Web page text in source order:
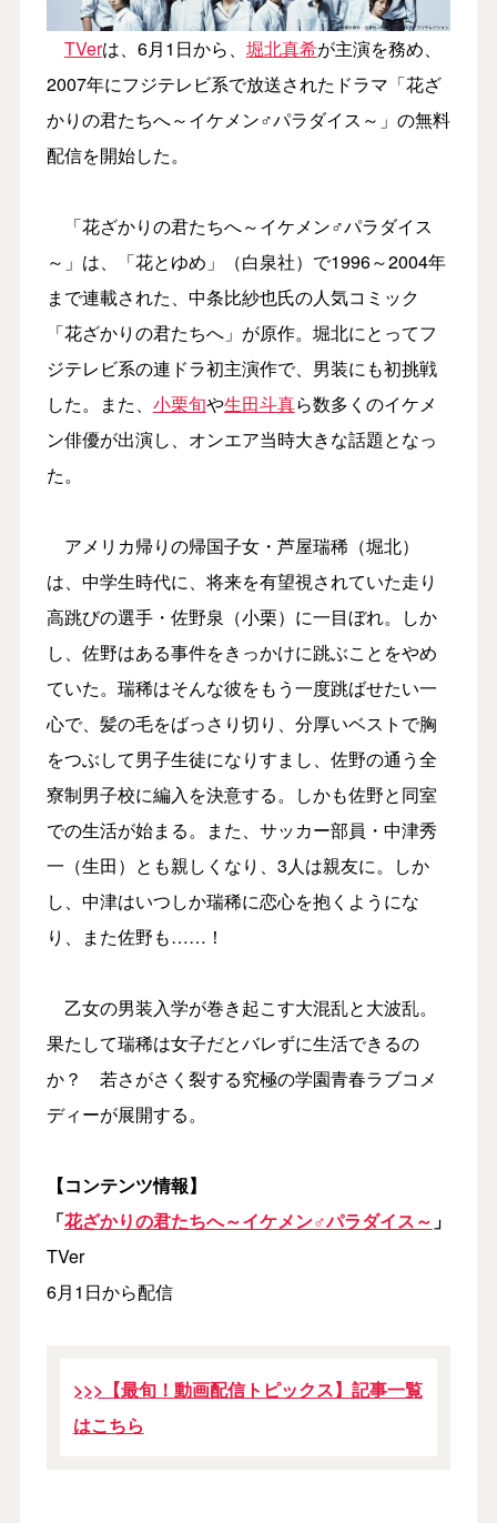
TVerは、6月1日から、 堀北真希が主演を務め、
2007年にフジテレビ系で放送されたドラマ「花ざ
かりの君たちへ～イケメン♂パラダイス～」の無料
配信を開始した。
「花ざかりの君たちへ～イケメン♂パラダイス
～」は、「花とゆめ」（白泉社）で1996～2004年
まで連載された、中条比紗也氏の人気コミック
「花ざかりの君たちへ」が原作。堀北にとってフ
ジテレビ系の連ドラ初主演作で、男装にも初挑戦
した。また、 小栗旬や生田斗真ら数多くのイケメ
ン俳優が出演し、オンエア当時大きな話題となっ
た。
アメリカ帰りの帰国子女・芦屋瑞稀（堀北）
は、中学生時代に、将来を有望視されていた走り
高跳びの選手・佐野泉（小栗）に一目ぼれ。しか
し、佐野はある事件をきっかけに跳ぶことをやめ
ていた。瑞稀はそんな彼をもう一度跳ばせたい一
心で、髪の毛をばっさり切り、分厚いベストで胸
をつぶして男子生徒になりすまし、佐野の通う全
寮制男子校に編入を決意する。しかも佐野と同室
での生活が始まる。また、サッカー部員・中津秀
一（生田） とも親しくなり、3人は親友に。しか
し、中津はいつしか瑞稀に恋心を抱くようにな
り、また佐野も……！
乙女の男装入学が巻き起こす大混乱と大波乱。
果たして瑞稀は女子だとバレずに生活できるの
か？ 若さがさく裂する究極の学園青春ラブコメ
ディーが展開する。
【コンテンツ情報】
「花ざかりの君たちへ～イケメン♂パラダイス～ 」
TVer
6月1日から配信
>>>【最旬！動画配信トピックス】記事一覧
はこちら